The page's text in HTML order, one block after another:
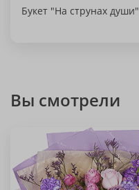
Букет "На струнах души"
Вы смотрели